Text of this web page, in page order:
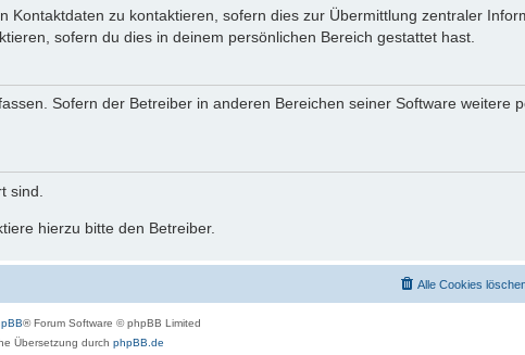
zu kontaktieren, sofern dies zur Übermittlung zentraler
sofern du dies in deinem persönlichen Bereich gestattet hast.
Sofern der Betreiber in anderen Bereichen seiner Software weitere
sind.
hierzu bitte den Betreiber.
Alle Cookies
® Forum Software © phpBB Limited
Übersetzung durch phpBB.de